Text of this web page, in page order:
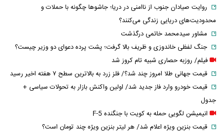
روایت صیادان جنوب از ناامنی در دریا؛ جاشوها چگونه با حملات و
محدودیت‌های دریایی زندگی می‌کنند؟
مشاور سیدمحمد خاتمی درگذشت
جنگ لفظی خاندوزی و ظریف بالا گرفت؛ پشت پرده دعوای دو وزیر چیست؟
فیلم/ روزبه حصاری شبیه تام کروز شد
قیمت جهانی طلا امروز چند شد؟/ فلز زرد به بالاترین سطح ۷ هفته اخیر رسید
قیمت خودرو وارد فاز جدید شد/ اولین واکنش بازار به تحولات سیاسی +
جدول
انیمیشن لگویی حمله به کویت با جنگنده F-5
قیمت بنزین ویژه اعلام شد/ هر لیتر بنزین ویژه چند تومان است؟